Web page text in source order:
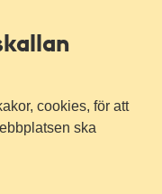
cookies, för att
ska